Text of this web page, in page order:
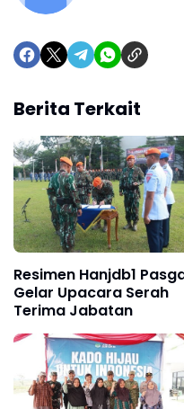
Berita Terkait
Resimen Hanjdb1
Gelar Upacara Serah
Terima Jabatan